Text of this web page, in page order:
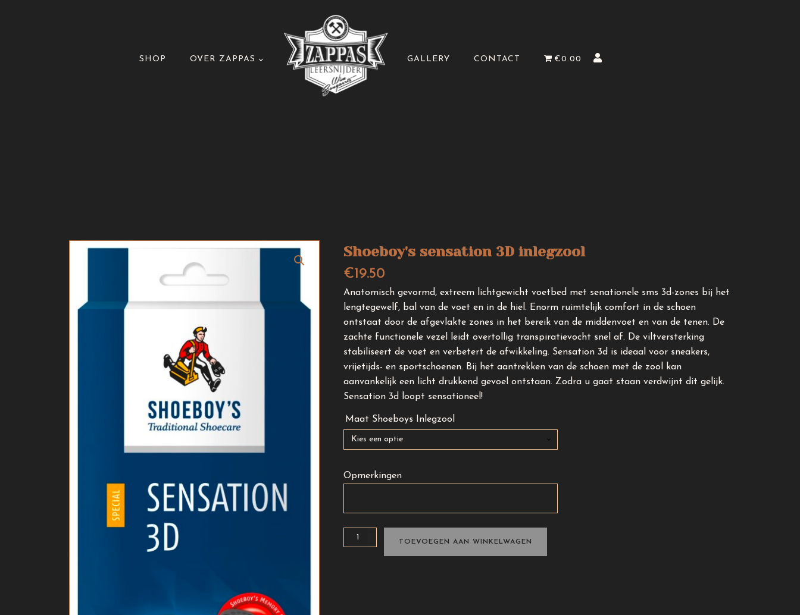
SHOP OVER ZAPPAS GALLERY CONTACT €0.00
Shoeboy's sensation 3D inlegzool
€19.50
Anatomisch gevormd, extreem lichtgewicht voetbed met senationele sms 3d-zones bij het
lengtegewelf, bal van de voet en in de hiel. Enorm ruimtelijk comfort in de schoen
ontstaat door de afgevlakte zones in het bereik van de middenvoet en van de tenen. De
zachte functionele vezel leidt overtollig transpiratievocht snel af. De viltversterking
stabiliseert de voet en verbetert de afwikkeling. Sensation 3d is ideaal voor sneakers,
vrijetijds- en sportschoenen. Bij het aantrekken van de schoen met de zool kan
aanvankelijk een licht drukkend gevoel ontstaan. Zodra u gaat staan verdwijnt dit gelijk.
Sensation 3d loopt sensationeel!
Maat Shoeboys Inlegzool
Opmerkingen
Shoeboy's
TOEVOEGEN AAN WINKELWAGEN